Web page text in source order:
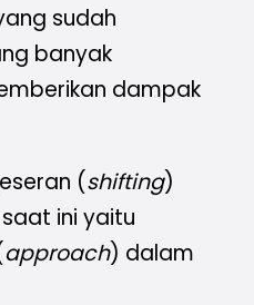
sudah
banyak
dampak
(shifting)
ini yaitu
approach) dalam